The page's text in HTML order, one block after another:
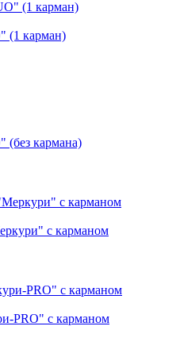
(1 карман)
(без кармана)
с карманом
PRO" с карманом